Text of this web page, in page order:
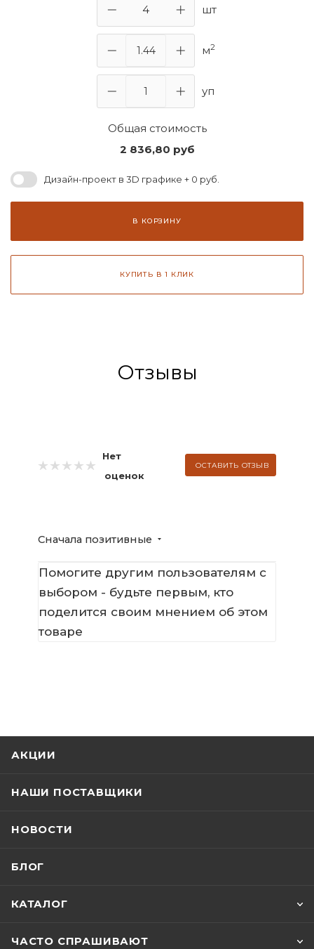
шт
м2
уп
Общая стоимость
2 836,80 руб
Дизайн-проект в 3D графике + 0 руб.
В КОРЗИНУ
КУПИТЬ В 1 КЛИК
Отзывы
Нет
оценок
ОСТАВИТЬ ОТЗЫВ
Сначала позитивные
Помогите другим пользователям с
выбором - будьте первым, кто
поделится своим мнением об этом
товаре
АКЦИИ
НАШИ ПОСТАВЩИКИ
НОВОСТИ
БЛОГ
КАТАЛОГ
ЧАСТО СПРАШИВАЮТ